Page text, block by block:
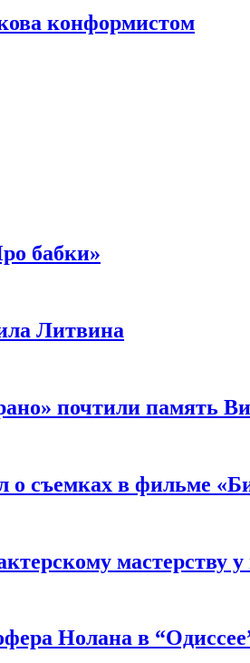
конформистом
бабки»
Литвина
почтили память
съемках в фильме
мастерству
Нолана в